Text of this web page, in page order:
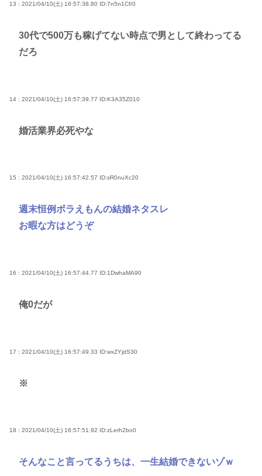
13 : 2021/04/10(土) 16:57:38.80 ID:7n5n1Cf/0
30代で500万も稼げてない時点で男として終わってる
だろ
14 : 2021/04/10(土) 16:57:39.77 ID:K3A35Z010
婚活業界必死やな
15 : 2021/04/10(土) 16:57:42.57 ID:sR0nuXc20
週末恒例ボラえもんの結婚ネタスレ
お暇な方はどうぞ
16 : 2021/04/10(土) 16:57:44.77 ID:1DwhaMA90
俺0だが
17 : 2021/04/10(土) 16:57:49.33 ID:wxZYjdS30
※
18 : 2021/04/10(土) 16:57:51.92 ID:zLerh2bo0
そんなこと言ってるうちは、一生結婚できないゾｗ